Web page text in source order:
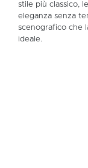
stile più classico,
eleganza senza
scenografico che
ideale.